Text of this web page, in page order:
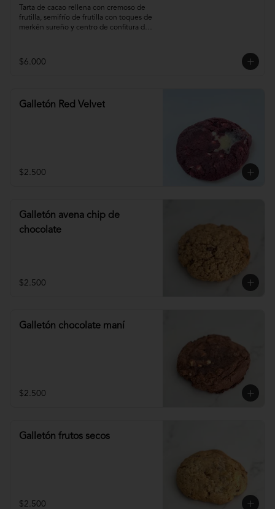
Tarta de cacao rellena con cremoso de
frutilla, semifrío de frutilla con toques de
merkén sureño y centro de confitura de
$6.000
Galletón Red Velvet
$2.500
Galletón avena chip de
chocolate
$2.500
Galletón chocolate maní
$2.500
Galletón frutos secos
$2.500